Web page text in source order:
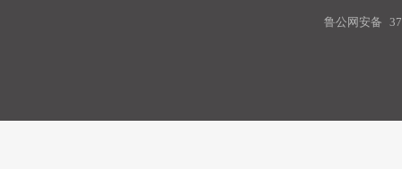
鲁公网安备